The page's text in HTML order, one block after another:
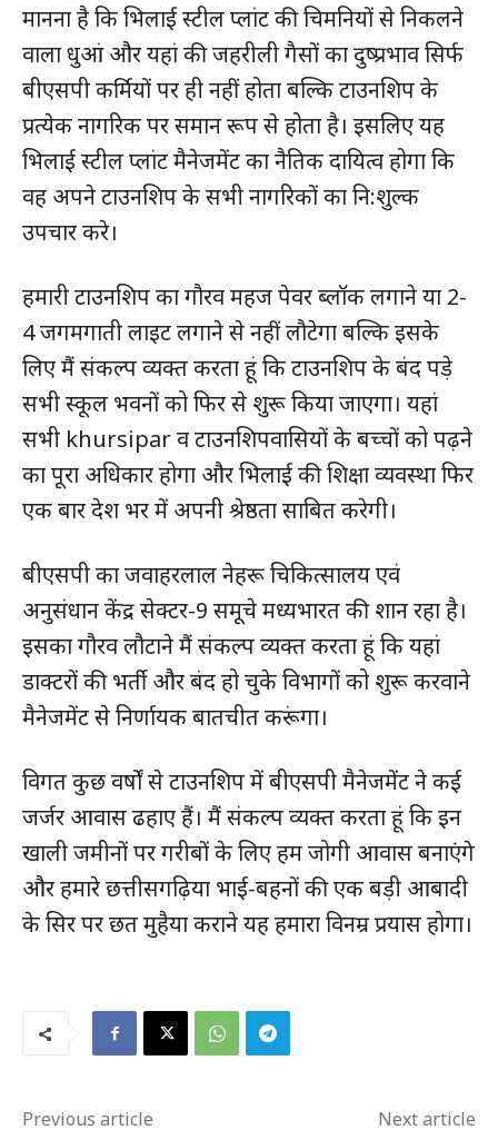
हमसे जुड़े
SUBSCRIBE NOW
क्विक लिंक्स
मानना है कि भिलाई स्टील प्लांट की चिमनियों से निकलने
वाला धुआं और यहां की जहरीली गैसों का दुष्प्रभाव सिर्फ
बीएसपी कर्मियों पर ही नहीं होता बल्कि टाउनशिप के
प्रत्येक नागरिक पर समान रूप से होता है। इसलिए यह
भिलाई स्टील प्लांट मैनेजमेंट का नैतिक दायित्व होगा कि
वह अपने टाउनशिप के सभी नागरिकों का नि:शुल्क
उपचार करे।
हमारी टाउनशिप का गौरव महज पेवर ब्लॉक लगाने या 2-
4 जगमगाती लाइट लगाने से नहीं लौटेगा बल्कि इसके
लिए मैं संकल्प व्यक्त करता हूं कि टाउनशिप के बंद पड़े
सभी स्कूल भवनों को फिर से शुरू किया जाएगा। यहां
सभी khursipar व टाउनशिपवासियों के बच्चों को पढ़ने
का पूरा अधिकार होगा और भिलाई की शिक्षा व्यवस्था फिर
एक बार देश भर में अपनी श्रेष्ठता साबित करेगी।
बीएसपी का जवाहरलाल नेहरू चिकित्सालय एवं
अनुसंधान केंद्र सेक्टर-9 समूचे मध्यभारत की शान रहा है।
इसका गौरव लौटाने मैं संकल्प व्यक्त करता हूं कि यहां
डाक्टरों की भर्ती और बंद हो चुके विभागों को शुरू करवाने
मैनेजमेंट से निर्णायक बातचीत करूंगा।
विगत कुछ वर्षों से टाउनशिप में बीएसपी मैनेजमेंट ने कई
जर्जर आवास ढहाए हैं। मैं संकल्प व्यक्त करता हूं कि इन
खाली जमीनों पर गरीबों के लिए हम जोगी आवास बनाएंगे
और हमारे छत्तीसगढ़िया भाई-बहनों की एक बड़ी आबादी
के सिर पर छत मुहैया कराने यह हमारा विनम्र प्रयास होगा।
Previous article
Next article